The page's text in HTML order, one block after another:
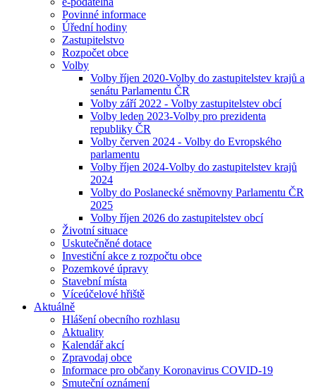
Povinné informace
Úřední hodiny
Zastupitelstvo
Rozpočet obce
Volby
Volby říjen 2020-Volby do zastupitelstev krajů a
senátu Parlamentu ČR
Volby září 2022 - Volby zastupitelstev obcí
Volby leden 2023-Volby pro prezidenta
republiky ČR
Volby červen 2024 - Volby do Evropského
parlamentu
Volby říjen 2024-Volby do zastupitelstev krajů
2024
Volby do Poslanecké sněmovny Parlamentu ČR
2025
Volby říjen 2026 do zastupitelstev obcí
Životní situace
Uskutečněné dotace
Investiční akce z rozpočtu obce
Pozemkové úpravy
Stavební místa
Víceúčelové hřiště
Aktuálně
Hlášení obecního rozhlasu
Aktuality
Kalendář akcí
Zpravodaj obce
Informace pro občany Koronavirus COVID-19
Smuteční oznámení